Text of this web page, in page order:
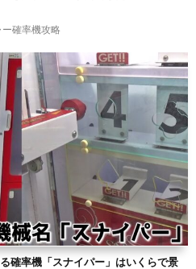
ー確率機攻略
確率機「スナイパー」はいくらで景